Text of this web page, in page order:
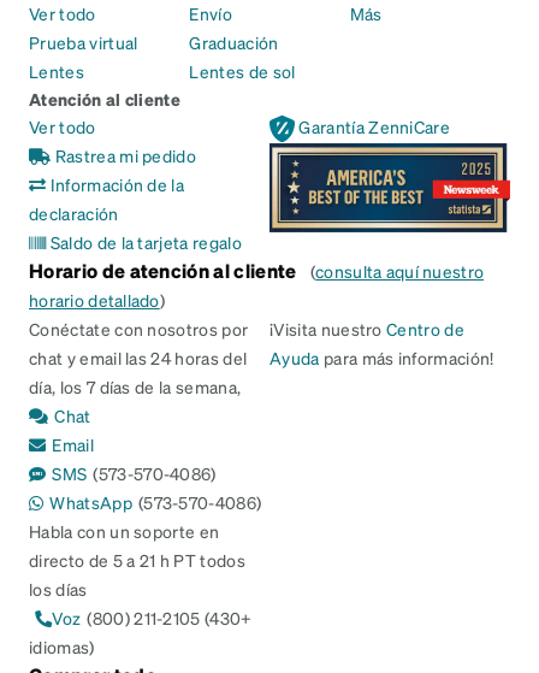
Ver todo
Prueba virtual
Lentes
Envío
Graduación
Lentes de sol
Más
Atención al cliente
Ver todo
Rastrea mi pedido
Información de la
declaración
Saldo de la tarjeta regalo
Garantía ZenniCare
Horario de atención al cliente (consulta aquí nuestro
horario detallado)
Conéctate con nosotros por
chat y email las 24 horas del
día, los 7 días de la semana,
Chat
Email
SMS (573-570-4086)
WhatsApp (573-570-4086)
Habla con un soporte en
directo de 5 a 21 h PT todos
los días
Voz (800) 211-2105 (430+
idiomas)
¡Visita nuestroCentro de
Ayuda para más información!